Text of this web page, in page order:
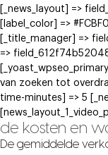
[_news_layout] =>
[label_color] =>
[_title_manager] =>
=>
van zoeken tot
time-minutes] => 5
de kosten en
De gemiddelde